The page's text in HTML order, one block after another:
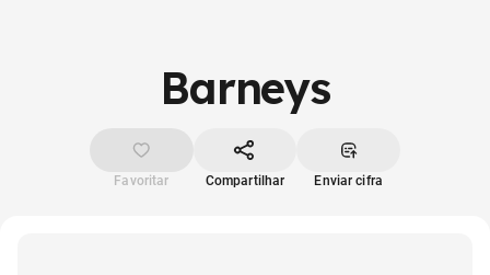
Barneys
Favoritar Compartilhar Enviar cifra